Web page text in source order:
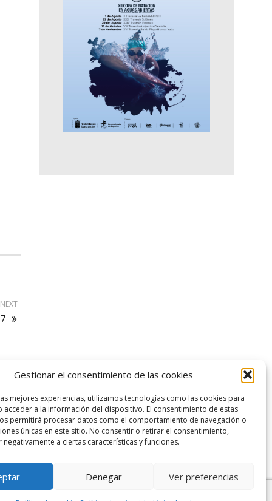
Gestionar el consentimiento de las cookies
mejores experiencias, utilizamos tecnologías como las cookies para
acceder a la información del dispositivo. El consentimiento de estas
permitirá procesar datos como el comportamiento de navegación o
únicas en este sitio. No consentir o retirar el consentimiento,
a ciertas características y funciones.
Denegar Ver preferencias
NEXT
logo SID